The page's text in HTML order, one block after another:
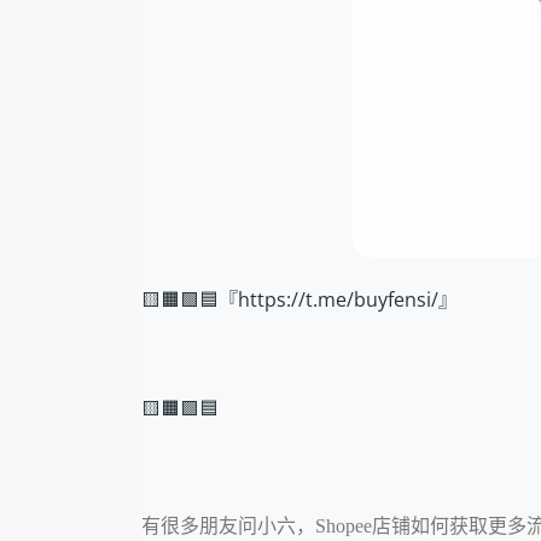
🟨🟧🟩🟦『https://t.me/buyfensi/』
🟨🟧🟩🟦
有很多朋友问小六，Shopee店铺如何获取更多